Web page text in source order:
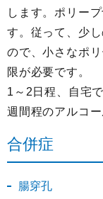
します。ポリー
す。従って、少
ので、小さなポ
限が必要です。
1～2日程、自宅
週間程のアルコ
合併症
腸穿孔